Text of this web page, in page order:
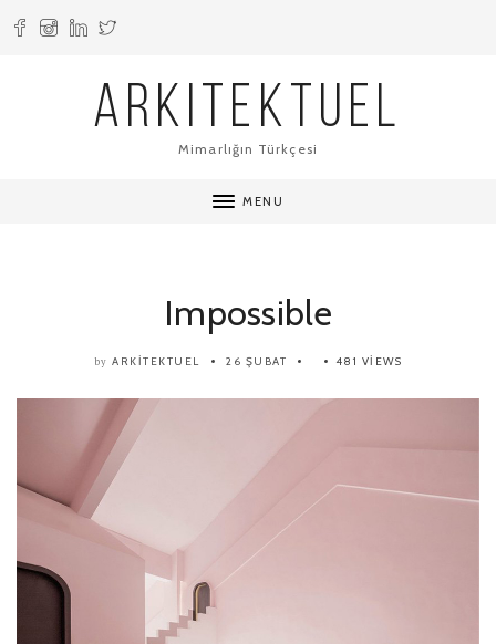
ARKITEKTUEL
Mimarlığın Türkçesi
MENU
Impossible
by ARKITEKTUEL 26 ŞUBAT 481 VIEWS